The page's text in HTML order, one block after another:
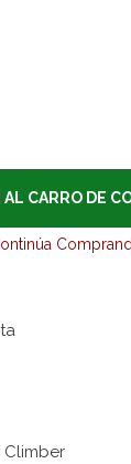
Climber